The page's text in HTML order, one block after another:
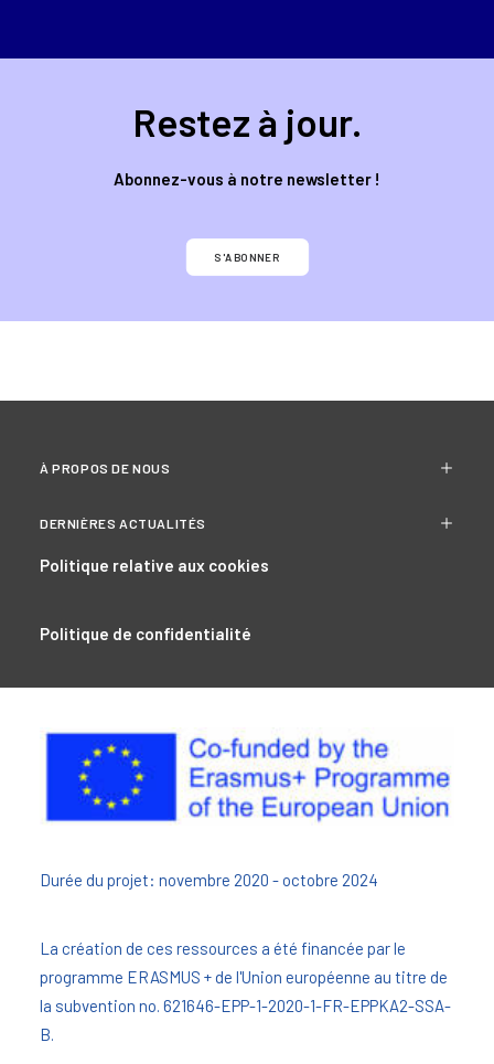
Restez à jour.
Abonnez-vous à notre newsletter !
S'ABONNER
À PROPOS DE NOUS
DERNIÈRES ACTUALITÉS
Politique relative aux cookies
Politique de confidentialité
Durée du projet: novembre 2020 - octobre 2024
La création de ces ressources a été financée par le
programme ERASMUS + de l'Union européenne au titre de
la subvention no. 621646-EPP-1-2020-1-FR-EPPKA2-SSA-
B.